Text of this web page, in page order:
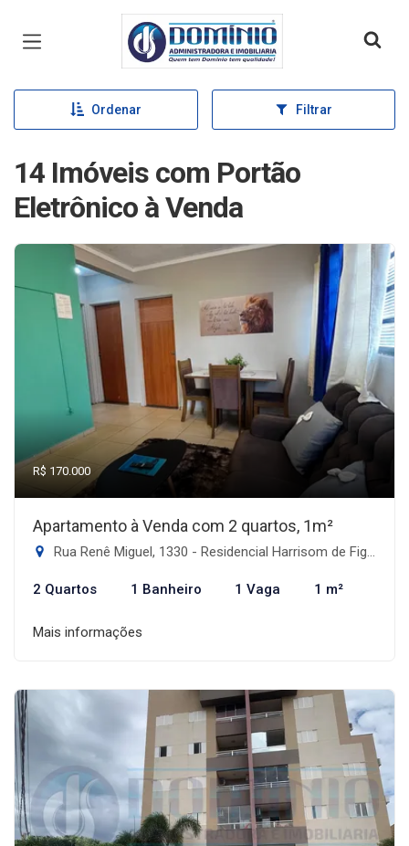
Página inicial
Ordenar Filtrar
14 Imóveis com Portão
Eletrônico à Venda
R$ 170.000
Apartamento à Venda com 2 quartos, 1m²
Rua Renê Miguel, 1330 - Residencial Harrisom de Figueiredo II, Dourados-MS
2 Quartos 1 Banheiro 1 Vaga 1 m²
Mais informações